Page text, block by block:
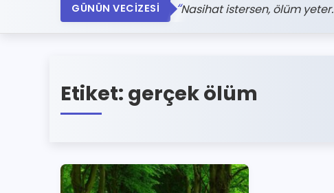
GÜNÜN VECİZESİ Nasihat istersen, ölüm yeter.
Etiket: gerçek ölüm